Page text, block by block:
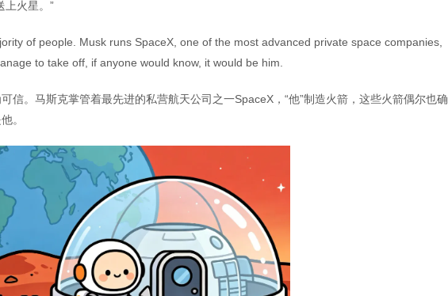
上火星。”
of people. Musk runs SpaceX, one of the most advanced private space companies,
to take off, if anyone would know, it would be him.
信。马斯克掌管着最先进的私营航天公司之一SpaceX，“他”制造火箭，这些火箭偶尔也确
。